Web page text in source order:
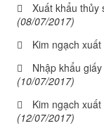
Xuất khẩu thủy
(08/07/2017)
Kim ngạch
Nhập khẩu
(10/07/2017)
Kim ngạch
(12/07/2017)